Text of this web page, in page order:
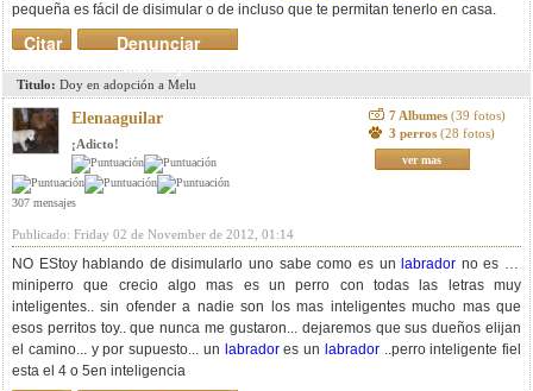
pequeña es fácil de disimular o de incluso que te permitan tenerlo en casa.
Denunciar
mensaje
Citar
Titulo: Doy en adopción a Melu
Elenaaguilar
¡Adicto!
307 mensajes
7 Albumes (39 fotos)
3 perros (28 fotos)
ver mas
Publicado: Friday 02 de November de 2012, 01:14
NO EStoy hablando de disimularlo uno sabe como es un labrador no es un
miniperro que crecio algo mas es un perro con todas las letras muy
inteligentes.. sin ofender a nadie son los mas inteligentes mucho mas que
esos perritos toy.. que nunca me gustaron... dejaremos que sus dueños elijan
el camino... y por supuesto... un labradores un labrador..perro inteligente fiel
esta el 4 o 5en inteligencia